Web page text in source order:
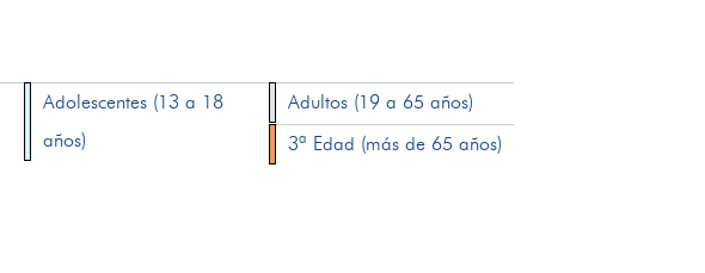
Adolescentes (13 a 18
años)
Adultos (19 a 65 años)
3ª Edad (más de 65 años)